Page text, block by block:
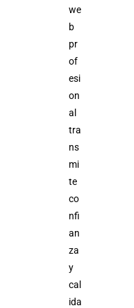
we
b
pr
of
esi
on
al
tra
ns
mi
te
co
nfi
an
za
y
cal
ida